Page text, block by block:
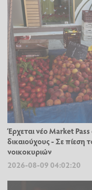
Έρχεται νέο Market
δικαιούχους - Σε πίεση
νοικοκυριών
2026-08-09 04:02:20